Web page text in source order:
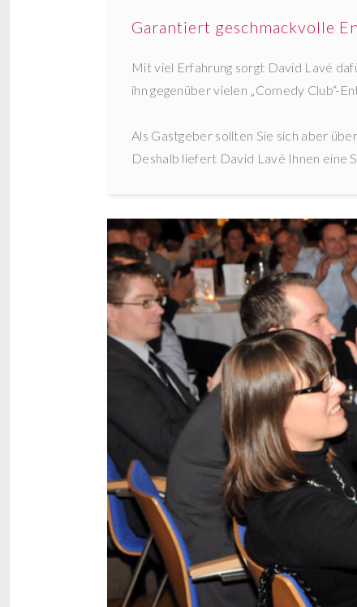
Garantiert geschmackvolle
Mit viel Erfahrung sorgt David Lavé
ihn gegenüber vielen „Comedy Club“-
Als Gastgeber sollten Sie sich aber
Deshalb liefert David Lavé Ihnen eine